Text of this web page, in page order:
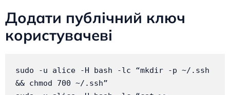
Додати публічний ключ
користувачеві
sudo -u alice -H bash -lc “mkdir -p ~/.ssh
&& chmod 700 ~/.ssh”